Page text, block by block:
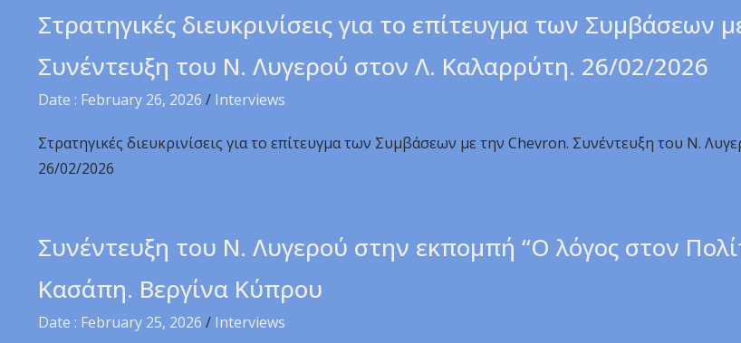
Στρατηγικές διευκρινίσεις για το επίτευγμα των Συμβάσεων
Συνέντευξη του Ν. Λυγερού στον Λ. Καλαρρύτη. 26/02/2026
Date : February 26, 2026 / Interviews
Στρατηγικές διευκρινίσεις για το επίτευγμα των Συμβάσεων με την Chevron. Συνέντευξη του Ν.
26/02/2026
Συνέντευξη του Ν. Λυγερού στην εκπομπή “Ο λόγος στον
Κασάπη. Βεργίνα Κύπρου
Date : February 25, 2026 / Interviews